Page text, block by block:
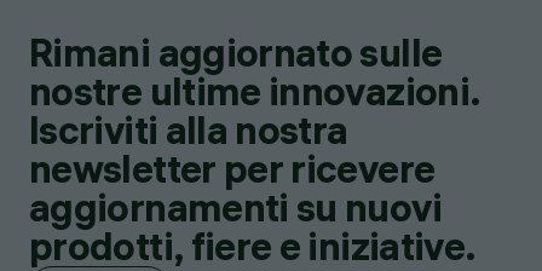
Rimani aggiornato sulle
nostre ultime innovazioni.
Iscriviti alla nostra
newsletter per ricevere
aggiornamenti su nuovi
prodotti, fiere e iniziative.